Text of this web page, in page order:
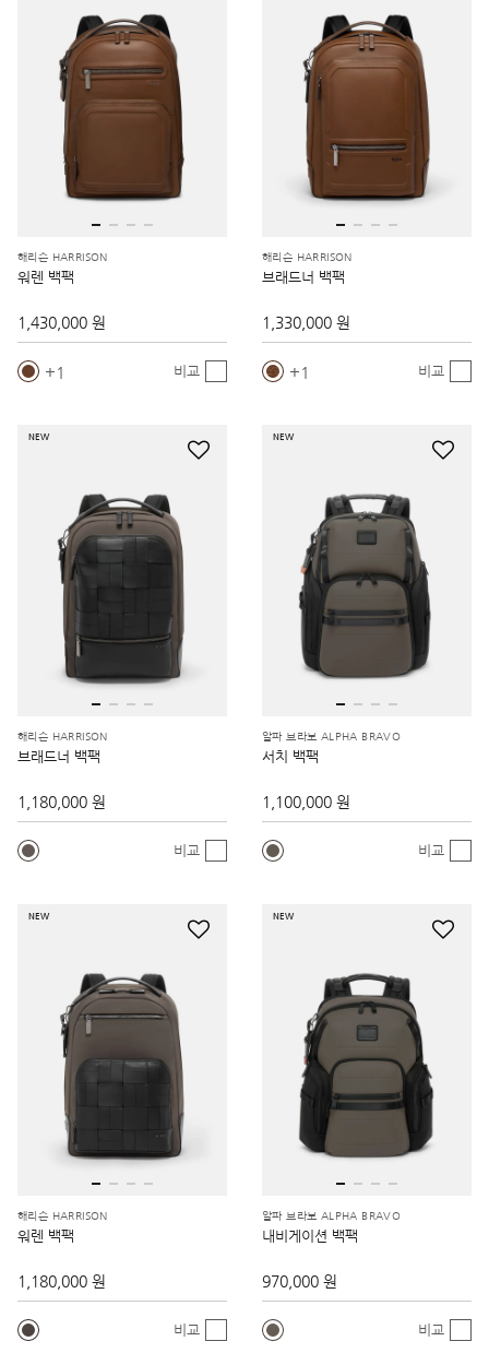
해리슨 HARRISON
워렌 백팩
1,430,000 원
1 비교
해리슨 HARRISON
브래드너 백팩
1,330,000 원
1 비교
NEW
해리슨 HARRISON
브래드너 백팩
1,180,000 원
비교
NEW
알파 브라보 ALPHA BRAVO
서치 백팩
1,100,000 원
비교
NEW
해리슨 HARRISON
워렌 백팩
1,180,000 원
비교
NEW
알파 브라보 ALPHA BRAVO
내비게이션 백팩
970,000 원
비교